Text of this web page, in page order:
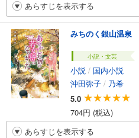
あらすじを表示する
みちのく銀山温泉
小説・文芸
小説 / 国内小説
沖田弥子 / 乃希
5.0
704円 (税込)
あらすじを表示する